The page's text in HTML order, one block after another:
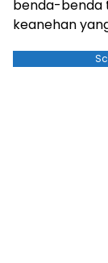
benda-benda
keanehan